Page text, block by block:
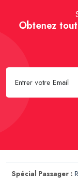
Obtenez
Spécial Passager :